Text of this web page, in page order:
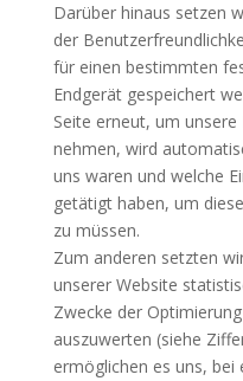
Darüber hinaus setzen
der
für einen bestimmten
Endgerät gespeichert
Seite erneut, um
nehmen, wird
uns waren und welche
getätigt haben, um
zu müssen.
Zum anderen setzten
unserer Website
Zwecke der
auszuwerten (siehe
ermöglichen es uns,